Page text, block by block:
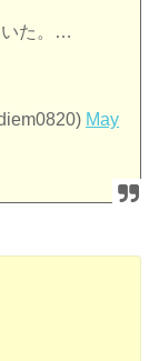
いた。…
May